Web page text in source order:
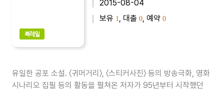
북레일
2015-08-04
보유 1, 대출 0, 예약 0
유일한 공포 소설. 〈귀머거리〉, 〈스티커사진〉 등의 방송극화, 영화
시나리오 집필 등의 활동을 펼쳐온 저자가 95년부터 시작했던